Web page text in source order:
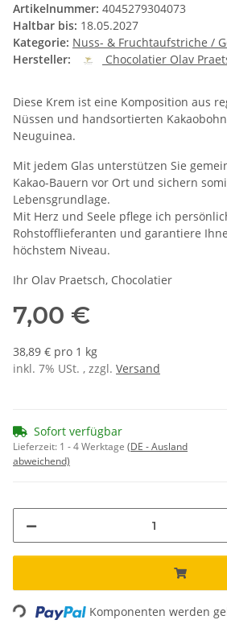
Artikelnummer: 4045279304073
Haltbar bis: 18.05.2027
Kategorie: Nuss- & Fruchtaufstriche /
Hersteller:
Chocolatier Olav
Diese Krem ist eine Komposition aus
Nüssen und handsortierten
Neuguinea.
Mit jedem Glas unterstützen Sie
Kakao-Bauern vor Ort und sichern
Lebensgrundlage.
Mit Herz und Seele pflege ich
Rohstofflieferanten und garantiere
höchstem Niveau.
Ihr Olav Praetsch, Chocolatier
7,00 €
38,89 € pro 1 kg
inkl. 7% USt. , zzgl. Versand
Sofort verfügbar
Lieferzeit: 1 - 4 Werktage (DE - Ausland
abweichend)
Loading... Komponenten werden